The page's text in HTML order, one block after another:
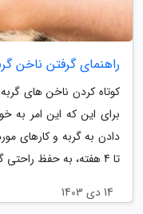
راهنمای گرفتن ناخن
کوتاه کردن ناخن های
برای این که این امر به
تا 4 هفته، به حفظ راحتی گربه شما یاری می نماید و از رشد بیش...
14 دی 1403